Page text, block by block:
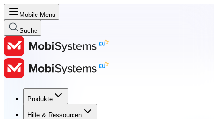
Mobile Menu
Suche
Produkte
Hilfe & Ressourcen
Produkte
Hilfe & Ressourcen